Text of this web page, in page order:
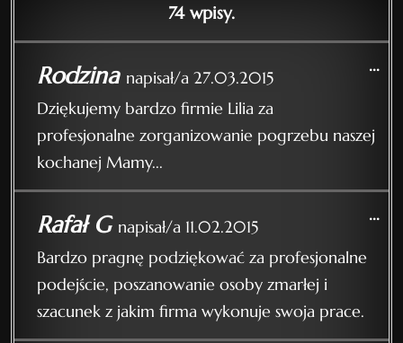
74 wpisy.
Rodzina napisał/a 27.03.2015
Dziękujemy bardzo firmie Lilia za
profesjonalne zorganizowanie pogrzebu naszej
kochanej Mamy...
...
Rafał G napisał/a 11.02.2015
Bardzo pragnę podziękować za profesjonalne
podejście, poszanowanie osoby zmarłej i
szacunek z jakim firma wykonuje swoja prace.
...